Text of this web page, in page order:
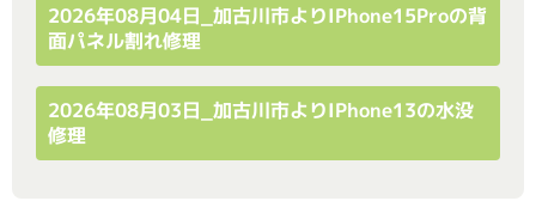
2026年08月04日_加古川市よりiPhone15Proの背
面パネル割れ修理
2026年08月03日_加古川市よりiPhone13の水没
修理